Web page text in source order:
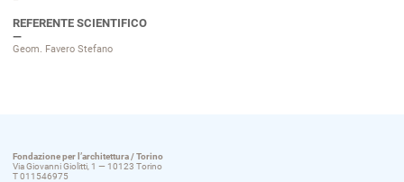
REFERENTE SCIENTIFICO
Geom. Favero Stefano
Fondazione per l’architettura / Torino
Via Giovanni Giolitti, 1 — 10123 Torino
T 011546975